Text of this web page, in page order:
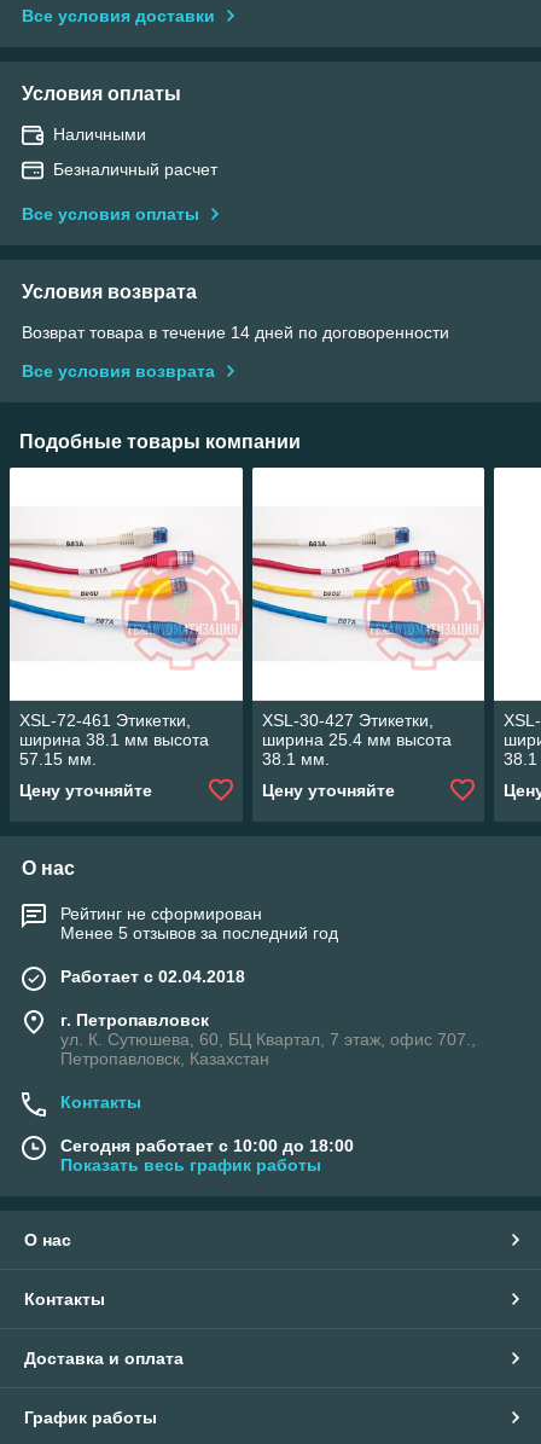
Все условия доставки
Условия оплаты
Наличными
Безналичный расчет
Все условия оплаты
Условия возврата
Возврат товара в течение 14 дней по договоренности
Все условия возврата
Подобные товары компании
XSL-72-461 Этикетки,
ширина 38.1 мм высота
57.15 мм.
Цену уточняйте
XSL-30-427 Этикетки,
ширина 25.4 мм высота
38.1 мм.
Цену уточняйте
О нас
Рейтинг не сформирован
Менее 5 отзывов за последний год
Работает с 02.04.2018
г. Петропавловск
ул. К. Сутюшева, 60, БЦ Квартал, 7 этаж, офис 707.,
Петропавловск, Казахстан
Контакты
Сегодня работает с 10:00 до 18:00
Показать весь график работы
О нас
Контакты
Доставка и оплата
График работы